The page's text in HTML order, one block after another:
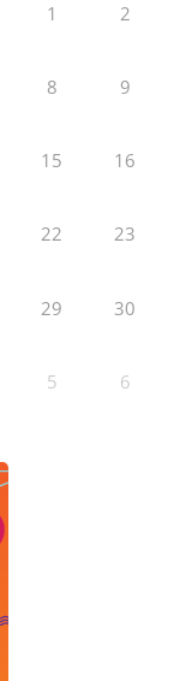
1 2
8 9
15 16
22 23
29 30
5 6